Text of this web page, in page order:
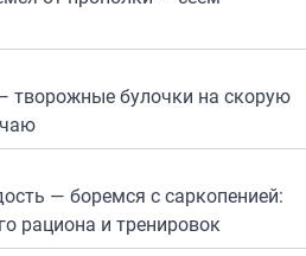
творожные булочки на скорую
— боремся с саркопенией:
рациона и тренировок